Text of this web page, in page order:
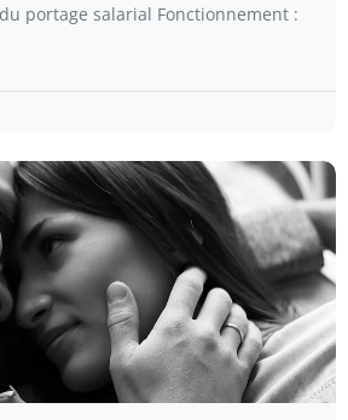
portage salarial Fonctionnement :